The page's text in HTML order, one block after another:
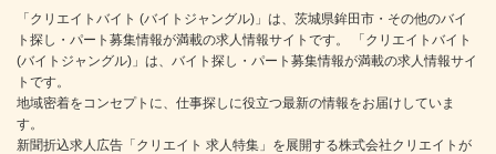
「クリエイトバイト (バイトジャングル)」は、茨城県鉾田市・その他のバイ
ト探し・パート募集情報が満載の求人情報サイトです。 「クリエイトバイト
(バイトジャングル)」は、バイト探し・パート募集情報が満載の求人情報サイ
トです。
地域密着をコンセプトに、仕事探しに役立つ最新の情報をお届けしていま
す。
新聞折込求人広告「クリエイト 求人特集」を展開する株式会社クリエイトが